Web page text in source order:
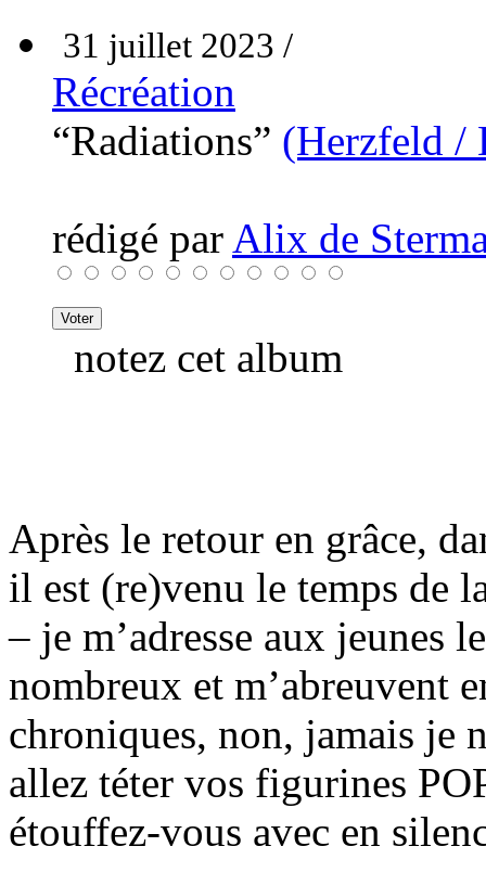
31 juillet 2023 /
Récréation
“Radiations” (Herzfeld /
rédigé par Alix de
notez cet album
Après le retour en grâce,
il est (re)venu le temps de
– je m’adresse aux jeunes
nombreux et m’abreuvent
chroniques, non, jamais je
allez téter vos figurines
étouffez-vous avec en